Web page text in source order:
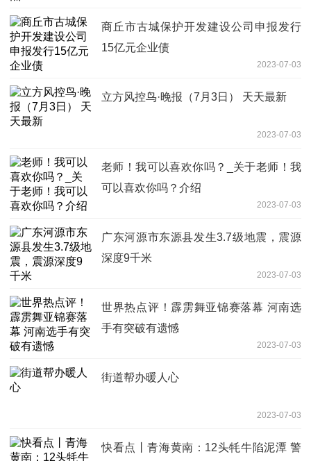
商丘市古城保护开发建设公司申报发行
15亿元企业债
2023-07-03
立方风控鸟·晚报（7月3日） 天天最新
2023-07-03
老师！我可以喜欢你吗？_关于老师！我
可以喜欢你吗？介绍
2023-07-03
广东河源市东源县发生3.7级地震，震源
深度9千米
2023-07-03
世界热点评！霹雳舞亚锦赛落幕 河南选
手有突破有遗憾
2023-07-03
街道帮办暖人心
2023-07-03
快看点丨青海黄南：12头牦牛陷泥潭 警